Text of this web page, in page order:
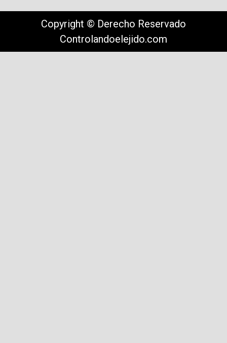
Copyright © Derecho Reservado
Controlandoelejido.com